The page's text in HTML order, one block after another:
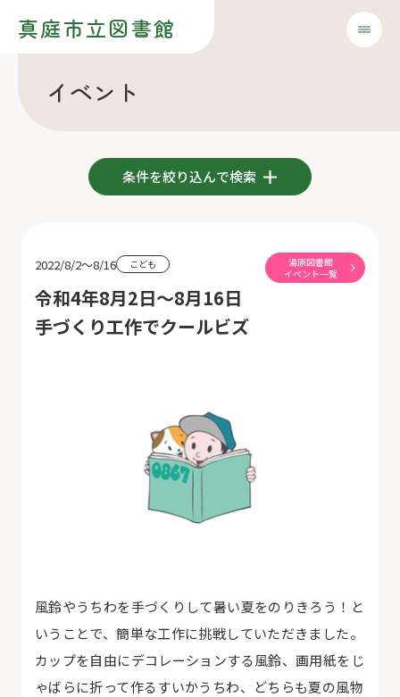
真庭市立図書館
イベント
条件を絞り込んで検索
2022/8/2～8/16 こども
令和4年8月2日～8月16日
手づくり工作でクールビズ
湯原図書館
イベント一覧
風鈴やうちわを手づくりして暑い夏をのりきろう！と
いうことで、簡単な工作に挑戦していただきました。
カップを自由にデコレーションする風鈴、画用紙をじ
ゃばらに折って作るすいかうちわ、どちらも夏の風物